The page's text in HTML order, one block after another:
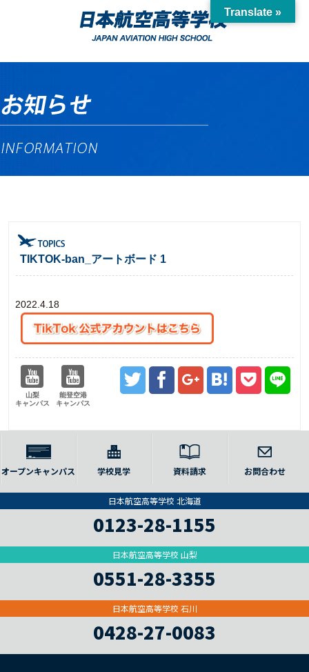
TIKTOK-ban_アートボード 1
2022.4.18
山梨
キャンパス
能登空港
キャンパス
オープンキャンパス 学校見学 資料請求 お問合わせ
日本航空高等学校 北海道
0123-28-1155
日本航空高等学校 山梨
0551-28-3355
日本航空高等学校 石川
0428-27-0083
Translate »